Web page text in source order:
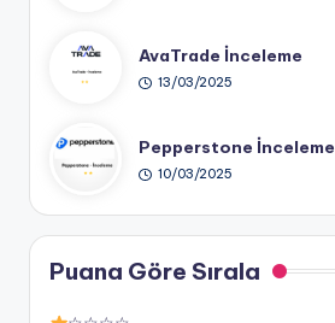
AvaTrade İnceleme
13/03/2025
Pepperstone İnceleme
10/03/2025
Puana Göre Sırala